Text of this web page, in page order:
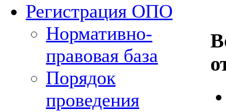
Регистрация ОПО
Нормативно-
правовая база
Порядок
проведения